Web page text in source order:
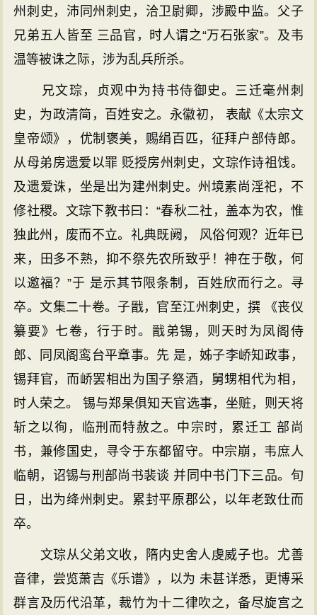
州刺史，沛同州刺史，洽卫尉卿，涉殿中监。父子
兄弟五人皆至 三品官，时人谓之“万石张家”。及韦
温等被诛之际，涉为乱兵所杀。
兄文琮，贞观中为持书侍御史。三迁毫州刺
史，为政清简，百姓安之。永徽初， 表献《太宗文
皇帝颂》，优制褒美，赐绢百匹，征拜户部侍郎。
从母弟房遗爱以罪 贬授房州刺史，文琮作诗祖饯。
及遗爱诛，坐是出为建州刺史。州境素尚淫祀，不
修社稷。文琮下教书曰：“春秋二社，盖本为农，惟
独此州，废而不立。礼典既阙， 风俗何观？近年已
来，田多不熟，抑不祭先农所致乎！神在于敬，何
以邀福？”于 是示其节限条制，百姓欣而行之。寻
卒。文集二十卷。子戩，官至江州刺史，撰 《丧仪
纂要》七卷，行于时。戩弟锡，则天时为凤阁侍
郎、同凤阁鸾台平章事。先 是，姊子李峤知政事，
锡拜官，而峤罢相出为国子祭酒，舅甥相代为相，
时人荣之。 锡与郑杲俱知天官选事，坐赃，则天将
斩之以徇，临刑而特赦之。中宗时，累迁工 部尚
书，兼修国史，寻令于东都留守。中宗崩，韦庶人
临朝，诏锡与刑部尚书裴谈 并同中书门下三品。旬
日，出为绛州刺史。累封平原郡公，以年老致仕而
卒。
文琮从父弟文收，隋内史舍人虔威子也。尤善
音律，尝览萧吉《乐谱》，以为 未甚详悉，更博采
群言及历代沿革，裁竹为十二律吹之，备尽旋宫之